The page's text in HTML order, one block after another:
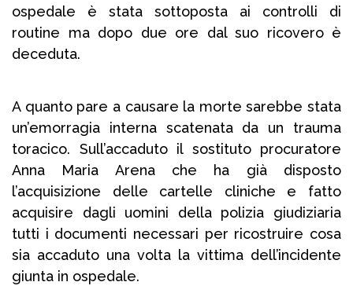
ospedale è stata sottoposta ai controlli di
routine ma dopo due ore dal suo ricovero è
deceduta.
A quanto pare a causare la morte sarebbe stata
un’emorragia interna scatenata da un trauma
toracico. Sull’accaduto il sostituto procuratore
Anna Maria Arena che ha già disposto
l’acquisizione delle cartelle cliniche e fatto
acquisire dagli uomini della polizia giudiziaria
tutti i documenti necessari per ricostruire cosa
sia accaduto una volta la vittima dell’incidente
giunta in ospedale.